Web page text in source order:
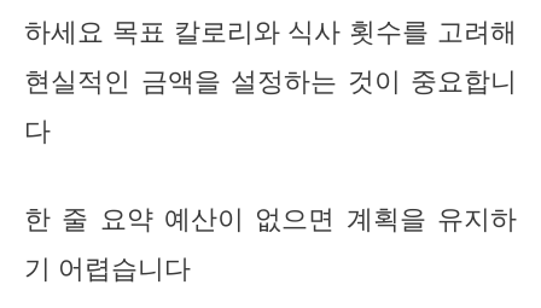
하세요 목표 칼로리와 식사 횟수를 고려해
현실적인 금액을 설정하는 것이 중요합니
다
한 줄 요약 예산이 없으면 계획을 유지하
기 어렵습니다